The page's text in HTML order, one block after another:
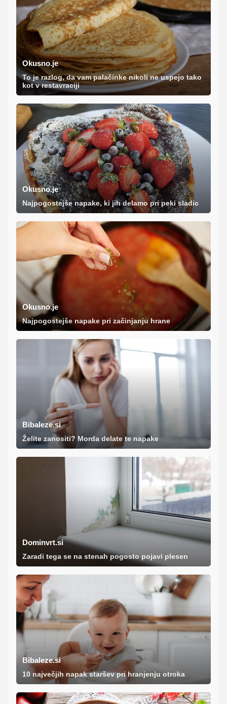
Okusno.je
To je razlog, da vam palačinke nikoli ne uspejo tako
kot v restavraciji
Okusno.je
Najpogostejše napake, ki jih delamo pri peki sladic
Okusno.je
Najpogostejše napake pri začinjanju hrane
Bibaleze.si
Želite zanositi? Morda delate te napake
Dominvrt.si
Zaradi tega se na stenah pogosto pojavi plesen
Bibaleze.si
10 največjih napak staršev pri hranjenju otroka